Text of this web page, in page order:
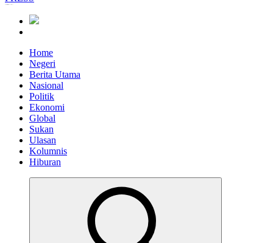
Home
Negeri
Berita Utama
Nasional
Politik
Ekonomi
Global
Sukan
Ulasan
Kolumnis
Hiburan